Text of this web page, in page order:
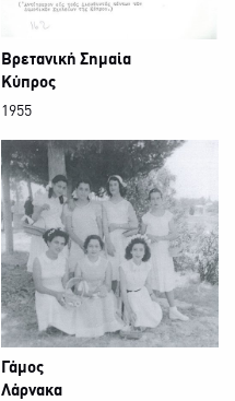
Βρετανική Σημαία
Κύπρος
1955
Γάμος
Λάρνακα